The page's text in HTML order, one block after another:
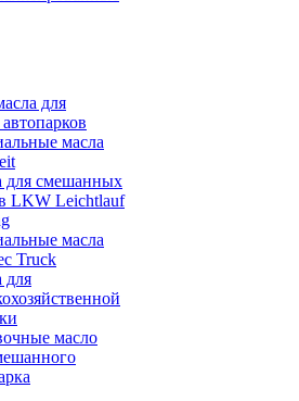
для
масла
для смешанных
LKW Leichtlauf
масла
Truck
для
масло